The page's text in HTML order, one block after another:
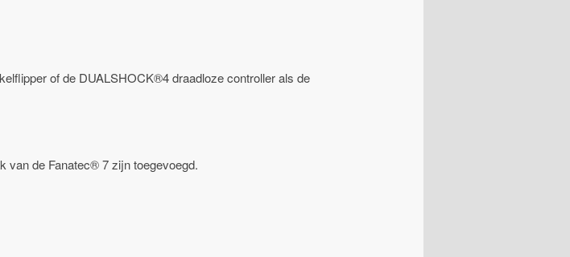
of de DUALSHOCK®4 draadloze controller als de
van de Fanatec® 7 zijn toegevoegd.